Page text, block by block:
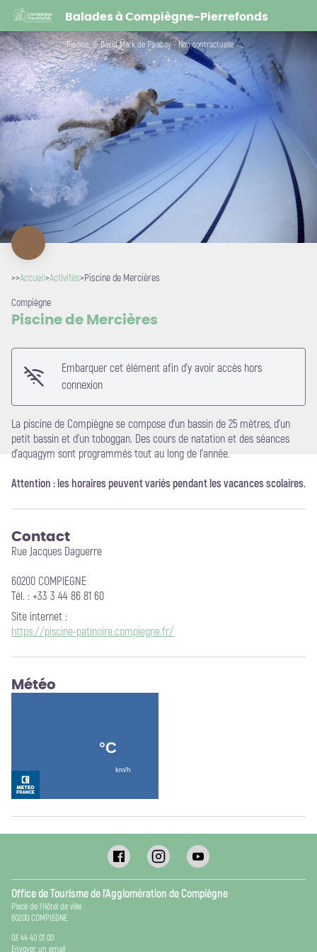
Balades à Compiègne-Pierrefonds
Piscine_© David Mark de Pixabay - Non contractuelle - © David Mark / Pixabay
>>Accueil>Activités>Piscine de Mercières
Compiègne
Piscine de Mercières
Embarquer cet élément afin d'y avoir accès hors
connexion
La piscine de Compiègne se compose d’un bassin de 25 mètres, d’un
petit bassin et d’un toboggan. Des cours de natation et des séances
d’aquagym sont programmés tout au long de l’année.
Attention : les horaires peuvent variés pendant les vacances scolaires.
Contact
Rue Jacques Daguerre
60200 COMPIEGNE
Tél. : +33 3 44 86 81 60
Site internet :
https://piscine-patinoire.compiegne.fr/
Météo
Office de Tourisme de l’Agglomération de Compiègne
Place de l’Hôtel de ville
60200 COMPIEGNE
03 44 40 01 00
Envoyer un email